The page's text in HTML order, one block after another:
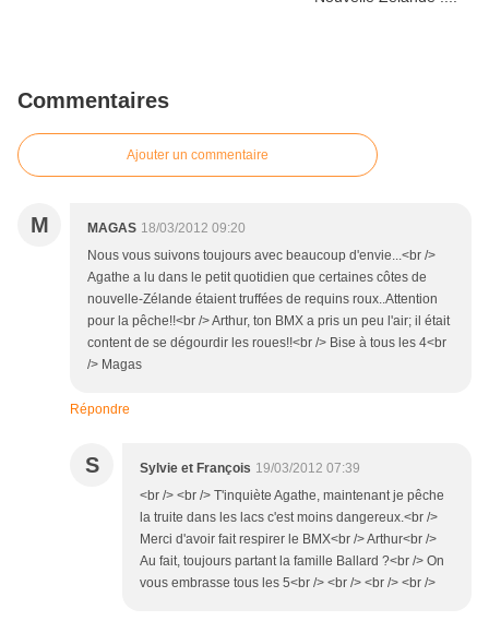
Commentaires
Ajouter un commentaire
M MAGAS 18/03/2012 09:20
Nous vous suivons toujours avec beaucoup d'envie...<br />
Agathe a lu dans le petit quotidien que certaines côtes de
nouvelle-Zélande étaient truffées de requins roux..Attention
pour la pêche!!<br /> Arthur, ton BMX a pris un peu l'air; il était
content de se dégourdir les roues!!<br /> Bise à tous les 4<br
/> Magas
Répondre
S Sylvie et François 19/03/2012 07:39
<br /> <br /> T'inquiète Agathe, maintenant je pêche
la truite dans les lacs c'est moins dangereux.<br />
Merci d'avoir fait respirer le BMX<br /> Arthur<br />
Au fait, toujours partant la famille Ballard ?<br /> On
vous embrasse tous les 5<br /> <br /> <br /> <br />